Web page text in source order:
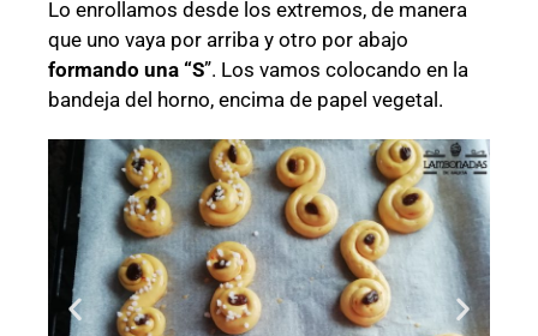
Lo enrollamos desde los extremos, de manera
que uno vaya por arriba y otro por abajo
formando una “S”. Los vamos colocando en la
bandeja del horno, encima de papel vegetal.